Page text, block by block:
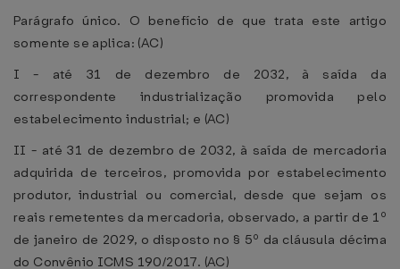
Parágrafo único. O benefício de que trata este artigo
somente se aplica: (AC)
I - até 31 de dezembro de 2032, à saída da
correspondente industrialização promovida pelo
estabelecimento industrial; e (AC)
II - até 31 de dezembro de 2032, à saída de mercadoria
adquirida de terceiros, promovida por estabelecimento
produtor, industrial ou comercial, desde que sejam os
reais remetentes da mercadoria, observado, a partir de 1º
de janeiro de 2029, o disposto no § 5º da cláusula décima
do Convênio ICMS 190/2017. (AC)